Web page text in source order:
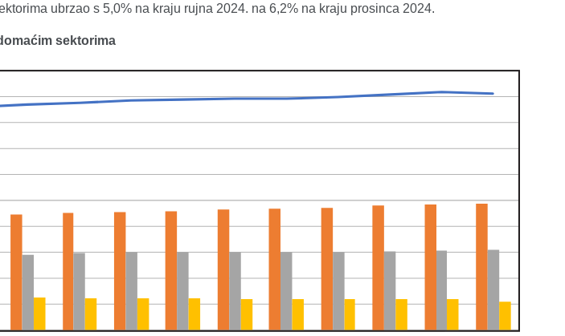
ubrzao s 5,0% na kraju rujna 2024. na 6,2% na kraju prosinca 2024.
sektorima